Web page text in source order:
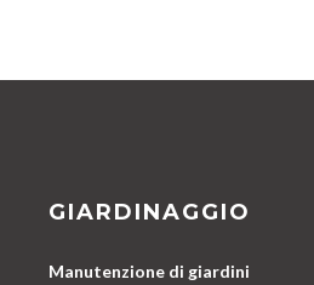
GIARDINAGGIO
Manutenzione di giardini